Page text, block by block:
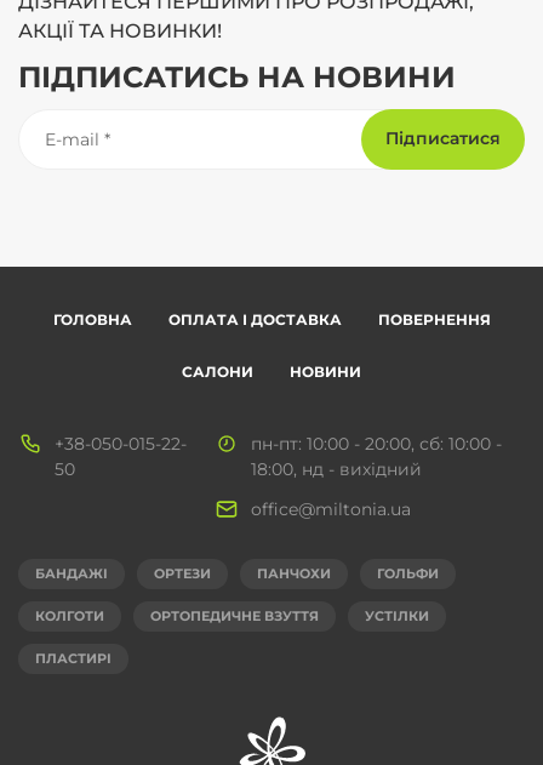
АКЦІЇ ТА НОВИНКИ!
ПІДПИСАТИСЬ НА НОВИНИ
Підписатися
пн-пт: 10:00 - 20:00, сб: 10:00 -
18:00, нд - вихідний
+38-050-015-22-
50
office@miltonia.ua
БАНДАЖІ ОРТЕЗИ ПАНЧОХИ ГОЛЬФИ
КОЛГОТИ ОРТОПЕДИЧНЕ ВЗУТТЯ УСТІЛКИ
ПЛАСТИРІ
ГОЛОВНА ОПЛАТА І ДОСТАВКА ПОВЕРНЕННЯ
САЛОНИ НОВИНИ